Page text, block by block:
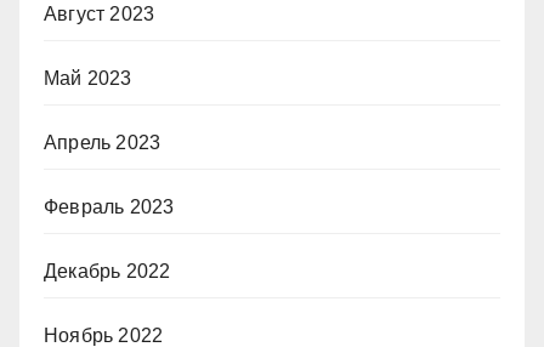
Август 2023
Май 2023
Апрель 2023
Февраль 2023
Декабрь 2022
Ноябрь 2022